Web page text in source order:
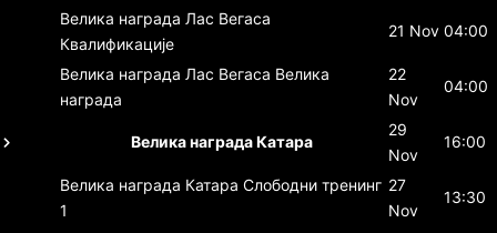
Велика награда Лас Вегаса
Квалификације
21 Nov 04:00
Велика награда Лас Вегаса Велика
награда
22
Nov
04:00
Велика награда Катара
29
Nov
16:00
Велика награда Катара Слободни тренинг
1
27
Nov
13:30